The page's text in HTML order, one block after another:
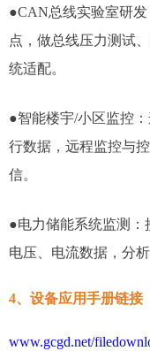
●CAN总线实验室研
点，做总线压力测试
统适配。
●智能楼宇/小区监控
行数据，远程监控与
信。
●电力储能系统监测：
电压、电流数据，分
4、设备应用手册链接
www.gcgd.net/